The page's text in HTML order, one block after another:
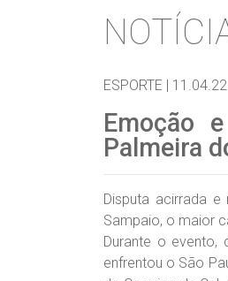
ESPORTE |
Emoção
Palmeira
Disputa acirrada
Sampaio, o maior
Durante o evento,
enfrentou o São